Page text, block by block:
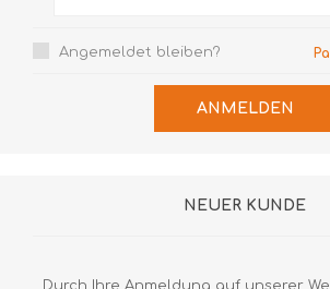
Angemeldet bleiben?
ANMELDEN
NEUER KUNDE
Durch Ihre Anmeldung auf unserer